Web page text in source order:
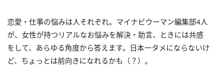
恋愛・仕事の悩みは人それぞれ。マイナビウーマン編集部4人
が、女性が持つリアルなお悩みを解決・助言、ときには共感
をして、あらゆる角度から答えます。日本一タメにならないけ
ど、ちょっとは前向きになれるかも（？）。